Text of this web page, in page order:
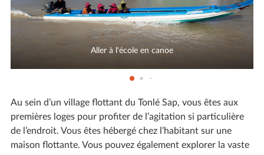
Aller à l'école en canoe
Au sein d’un village flottant du Tonlé Sap, vous êtes aux
premières loges pour profiter de l’agitation si particulière
de l’endroit. Vous êtes hébergé chez l’habitant sur une
maison flottante. Vous pouvez également explorer la vaste